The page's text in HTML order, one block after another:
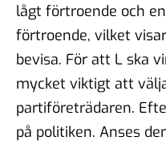
lågt förtroende och
förtroende, vilket
bevisa. För att L ska
mycket viktigt att
partiföreträdaren.
på politiken. Anses